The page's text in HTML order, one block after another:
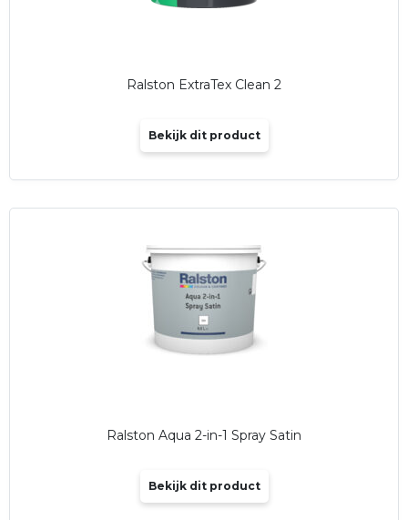
Ralston ExtraTex Clean 2
Bekijk dit product
Ralston Aqua 2-in-1 Spray Satin
Bekijk dit product